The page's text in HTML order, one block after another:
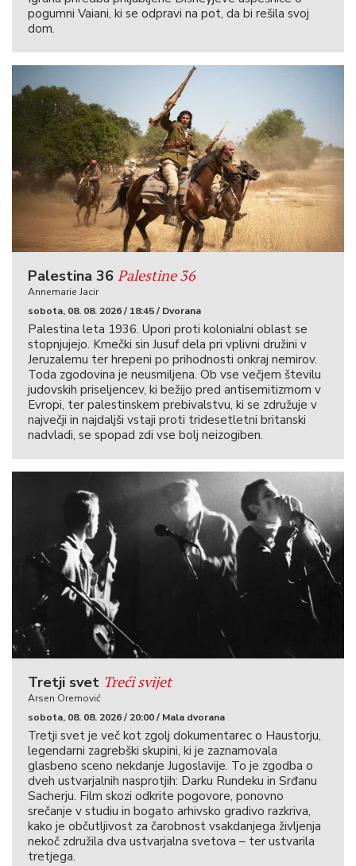
pogumni Vaiani, ki se odpravi na pot, da bi rešila svoj
dom.
Palestina 36 Palestine 36
Annemarie Jacir
sobota, 08. 08. 2026 / 18:45 / Dvorana
Palestina leta 1936. Upori proti kolonialni oblast se
stopnjujejo. Kmečki sin Jusuf dela pri vplivni družini v
Jeruzalemu ter hrepeni po prihodnosti onkraj nemirov.
Toda zgodovina je neusmiljena. Ob vse večjem številu
judovskih priseljencev, ki bežijo pred antisemitizmom v
Evropi, ter palestinskem prebivalstvu, ki se združuje v
največji in najdaljši vstaji proti tridesetletni britanski
nadvladi, se spopad zdi vse bolj neizogiben.
Tretji svet Treći svijet
Arsen Oremović
sobota, 08. 08. 2026 / 20:00 / Mala dvorana
Tretji svet je več kot zgolj dokumentarec o Haustorju,
legendarni zagrebški skupini, ki je zaznamovala
glasbeno sceno nekdanje Jugoslavije. To je zgodba o
dveh ustvarjalnih nasprotjih: Darku Rundeku in Srđanu
Sacherju. Film skozi odkrite pogovore, ponovno
srečanje v studiu in bogato arhivsko gradivo razkriva,
kako je občutljivost za čarobnost vsakdanjega življenja
nekoč združila dva ustvarjalna svetova – ter ustvarila
tretjega.